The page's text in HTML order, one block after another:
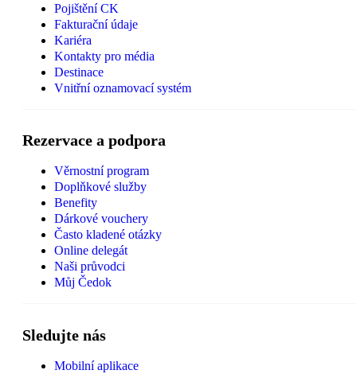
Pojištění CK
Fakturační údaje
Kariéra
Kontakty pro média
Destinace
Vnitřní oznamovací systém
Rezervace a podpora
Věrnostní program
Doplňkové služby
Benefity
Dárkové vouchery
Často kladené otázky
Online delegát
Naši průvodci
Můj Čedok
Sledujte nás
Mobilní aplikace